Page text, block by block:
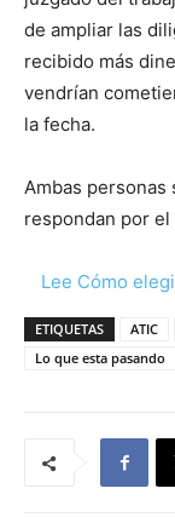
de ampliar las
recibido más
vendrían
la fecha.
Ambas personas
respondan por
Lee Cómo
ETIQUETAS ATIC
Lo que esta pasando